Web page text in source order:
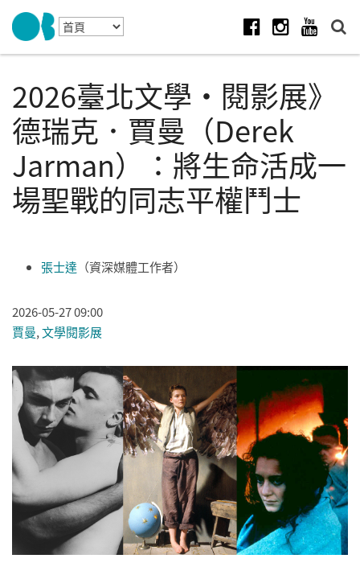
Skip to navigation
移至主內容
2026臺北文學・閱影展》
德瑞克．賈曼（Derek
Jarman）：將生命活成一
場聖戰的同志平權鬥士
張士達 （資深媒體工作者）
2026-05-27 09:00
賈曼,文學閱影展